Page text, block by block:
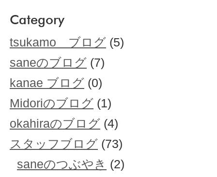
Category
tsukamo ブログ (5)
saneのブログ (7)
kanae ブログ (0)
Midoriのブログ (1)
okahiraのブログ (4)
スタッフブログ (73)
saneのつぶやき (2)